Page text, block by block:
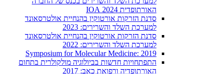
האורתופדית 2024 IOA
סדנת הזרקות אורטוקין בהנחיית אולטרסאונד
למערכת השלד והשרירים: 2023
סדנת הזרקות אורטוקין בהנחיית אולטרסאונד
למערכת השלד והשרירים: 2022
2019 :Symposium for Molecular Medicine
התפתחויות חדשות בביולוגיה מולקולרית בתחום
האורתופדיה ורפואת כאב: 2017